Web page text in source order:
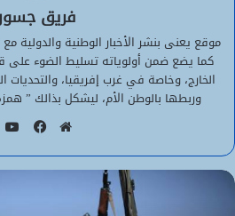
فريق
موقع يعنى بنشر الأخبار الوطنية والدولية
كما يضع ضمن أولوياته تسليط الضوء على
الخارج، وخاصة في غرب إفريقيا،
وربطها بالوطن الأم، ليشكل بذالك ”
الويب